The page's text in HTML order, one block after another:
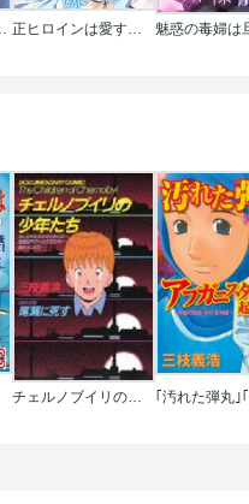
チェルノブイリの少年たち